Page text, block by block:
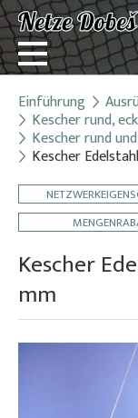
Login
Registrierung
Kontakt
Einführung
Kescher rund,
Kescher rund
Kescher
Kescher
mm